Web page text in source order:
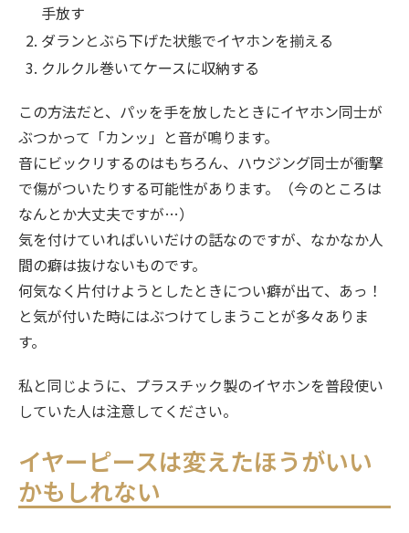
手放す
ダランとぶら下げた状態でイヤホンを揃える
クルクル巻いてケースに収納する
この方法だと、パッを手を放したときにイヤホン同士が
ぶつかって「カンッ」と音が鳴ります。
音にビックリするのはもちろん、ハウジング同士が衝撃
で傷がついたりする可能性があります。（今のところは
なんとか大丈夫ですが…）
気を付けていればいいだけの話なのですが、なかなか人
間の癖は抜けないものです。
何気なく片付けようとしたときについ癖が出て、あっ！
と気が付いた時にはぶつけてしまうことが多々ありま
す。
私と同じように、プラスチック製のイヤホンを普段使い
していた人は注意してください。
イヤーピースは変えたほうがいい
かもしれない